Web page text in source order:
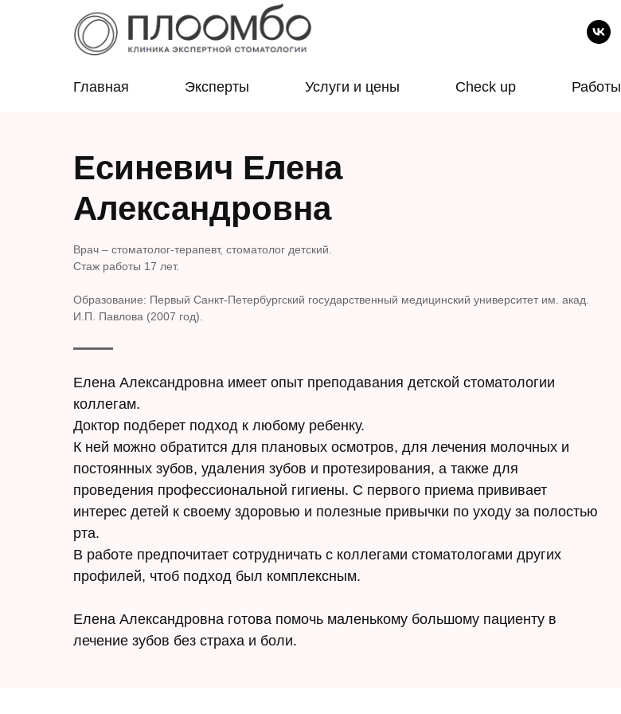
Главная Эксперты Услуги и цены Check up Работы
Есиневич Елена
Александровна
Врач – стоматолог-терапевт, стоматолог детский.
Стаж работы 17 лет.
Образование: Первый Санкт-Петербургский государственный медицинский университет им. акад.
И.П. Павлова (2007 год).
Елена Александровна имеет опыт преподавания детской стоматологии
коллегам.
Доктор подберет подход к любому ребенку.
К ней можно обратится для плановых осмотров, для лечения молочных и
постоянных зубов, удаления зубов и протезирования, а также для
проведения профессиональной гигиены. С первого приема прививает
интерес детей к своему здоровью и полезные привычки по уходу за полостью
рта.
В работе предпочитает сотрудничать с коллегами стоматологами других
профилей, чтоб подход был комплексным.
Елена Александровна готова помочь маленькому большому пациенту в
лечение зубов без страха и боли.